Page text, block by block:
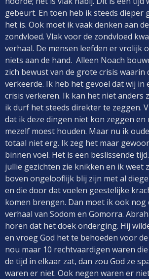
gebeurt. En toen heb ik steeds dieper
het is. Ook moet ik vaak denken aan
zondvloed. Vlak voor de zondvloed
verhaal. De mensen leefden er vrolijk
niets aan de hand. Alleen Noach
zich bewust van de grote crisis waarin
verkeerde. Ik heb het gevoel dat wij in
crisis verkeren. Ik kan het niet anders
ik durf het steeds direkter te zeggen.
dat ik deze dingen niet kon zeggen
mezelf moest houden. Maar nu ik
totaal niet erg. Ik zeg het maar
binnen voel. Het is een beslissende
jullie gezichten zie knikken en ik weet
boven ongelooflijk blij zijn met al
en die door dat voelen geestelijke
komen brengen. Dan moet ik ook nog
verhaal van Sodom en Gomorra.
horen dat het doek onderging. Hij
en vroeg God het te behoeden voor
nou maar 10 rechtvaardigen waren
de tijd in elkaar zat, dan zou God ze
waren er niet. Ook negen waren er